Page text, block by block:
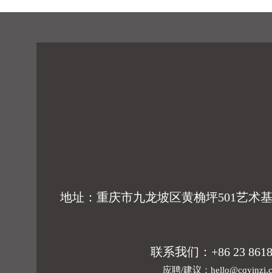
地址：重庆市九龙坡区黄桷坪501艺术
联系我们：+86 23
应聘/建议：